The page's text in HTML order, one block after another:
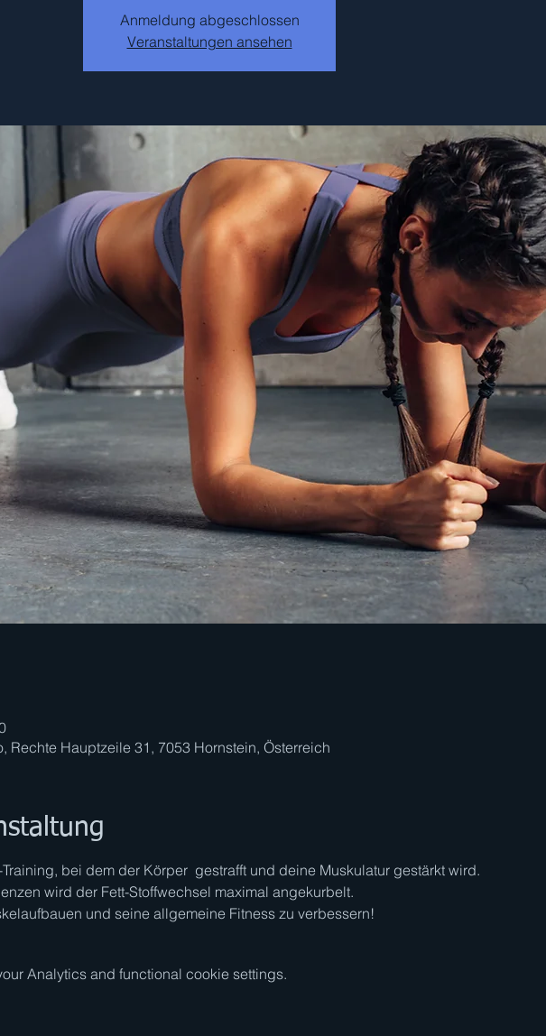
Anmeldung abgeschlossen
Veranstaltungen ansehen
Rechte Hauptzeile 31, 7053 Hornstein, Österreich
bei dem der Körper gestrafft und deine Muskulatur gestärkt wird.
wird der Fett-Stoffwechsel maximal angekurbelt.
und seine allgemeine Fitness zu verbessern!
Analytics and functional cookie settings.